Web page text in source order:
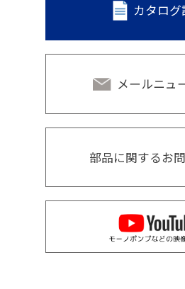
カタログ
メールニュ
部品に関するお